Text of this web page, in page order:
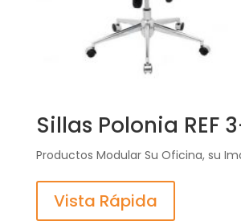
Sillas Polonia REF
Productos Modular Su Oficina, su
Vista Rápida